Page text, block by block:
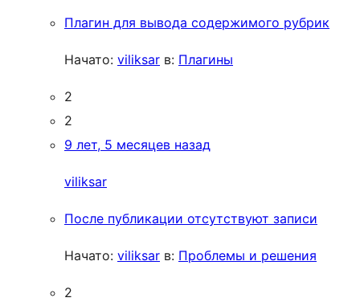
Плагин для вывода содержимого рубрик
Начато: viliksar в: Плагины
2
2
9 лет, 5 месяцев назад
viliksar
После публикации отсутствуют записи
Начато: viliksar в: Проблемы и решения
2